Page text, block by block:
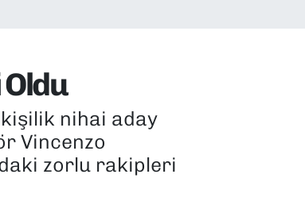
kişilik nihai aday
Vincenzo
zorlu rakipleri